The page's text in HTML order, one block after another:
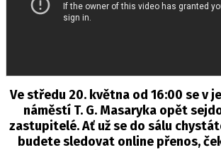
Ve středu 20. května od 16:00 se v
náměstí T. G. Masaryka opět
zastupitelé. Ať už se do sálu
budete sledovat online přenos,